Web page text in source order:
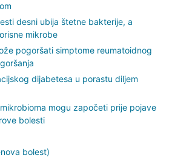
desni ubija štetne bakterije, a
mikrobe
pogoršati simptome reumatoidnog
dijabetesa u porastu diljem
mogu započeti prije pojave
bolesti
bolest)